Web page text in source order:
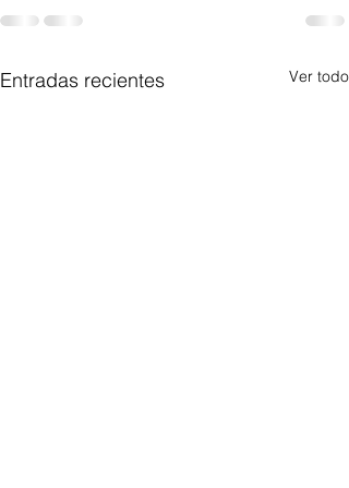
Entradas recientes Ver todo